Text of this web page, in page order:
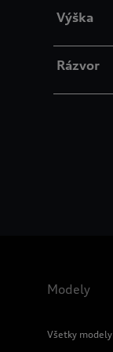
Výška
Rázvor
Modely
Všetky modely